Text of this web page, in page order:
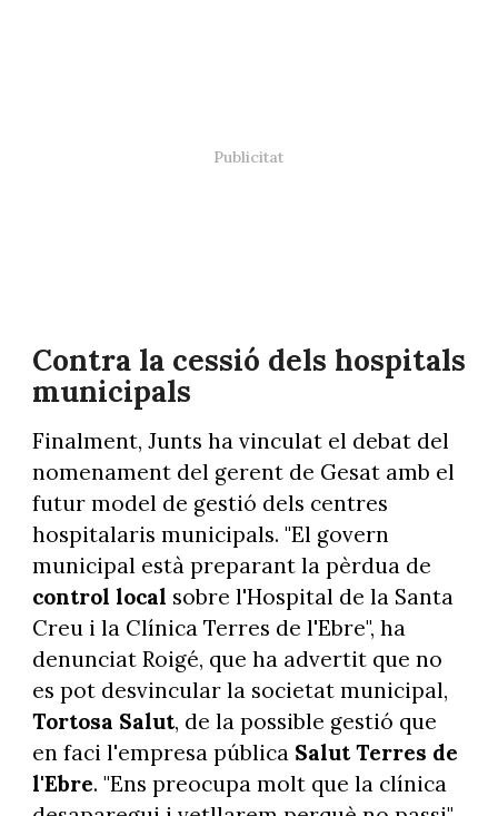
Contra la cessió dels hospitals
municipals
Finalment, Junts ha vinculat el debat del
nomenament del gerent de Gesat amb el
futur model de gestió dels centres
hospitalaris municipals. "El govern
municipal està preparant la pèrdua de
control local sobre l'Hospital de la Santa
Creu i la Clínica Terres de l'Ebre", ha
denunciat Roigé, que ha advertit que no
es pot desvincular la societat municipal,
Tortosa Salut, de la possible gestió que
en faci l'empresa pública Salut Terres de
l'Ebre. "Ens preocupa molt que la clínica